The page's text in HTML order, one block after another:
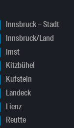
Innsbruck – Stadt
Innsbruck/Land
Imst
Kitzbühel
Kufstein
Landeck
Lienz
Reutte